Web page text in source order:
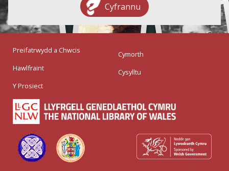
Cyfrannu
Preifatrwydd a Chwcis
Hawlfraint
Y Prosiect
Cymorth
Cysylltu